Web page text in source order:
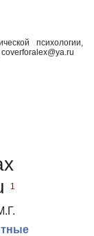
психологии,
1